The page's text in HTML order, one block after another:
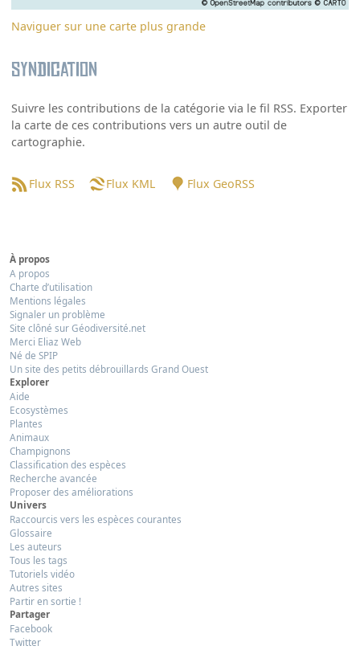
Naviguer sur une carte plus grande
Syndication
Suivre les contributions de la catégorie via le fil RSS. Exporter
la carte de ces contributions vers un autre outil de
cartographie.
Flux RSS Flux KML Flux GeoRSS
À propos
A propos
Charte d’utilisation
Mentions légales
Signaler un problème
Site clôné sur Géodiversité.net
Merci Eliaz Web
Né de SPIP
Un site des petits débrouillards Grand Ouest
Explorer
Aide
Ecosystèmes
Plantes
Animaux
Champignons
Classification des espèces
Recherche avancée
Proposer des améliorations
Univers
Raccourcis vers les espèces courantes
Glossaire
Les auteurs
Tous les tags
Tutoriels vidéo
Autres sites
Partir en sortie !
Partager
Facebook
Twitter